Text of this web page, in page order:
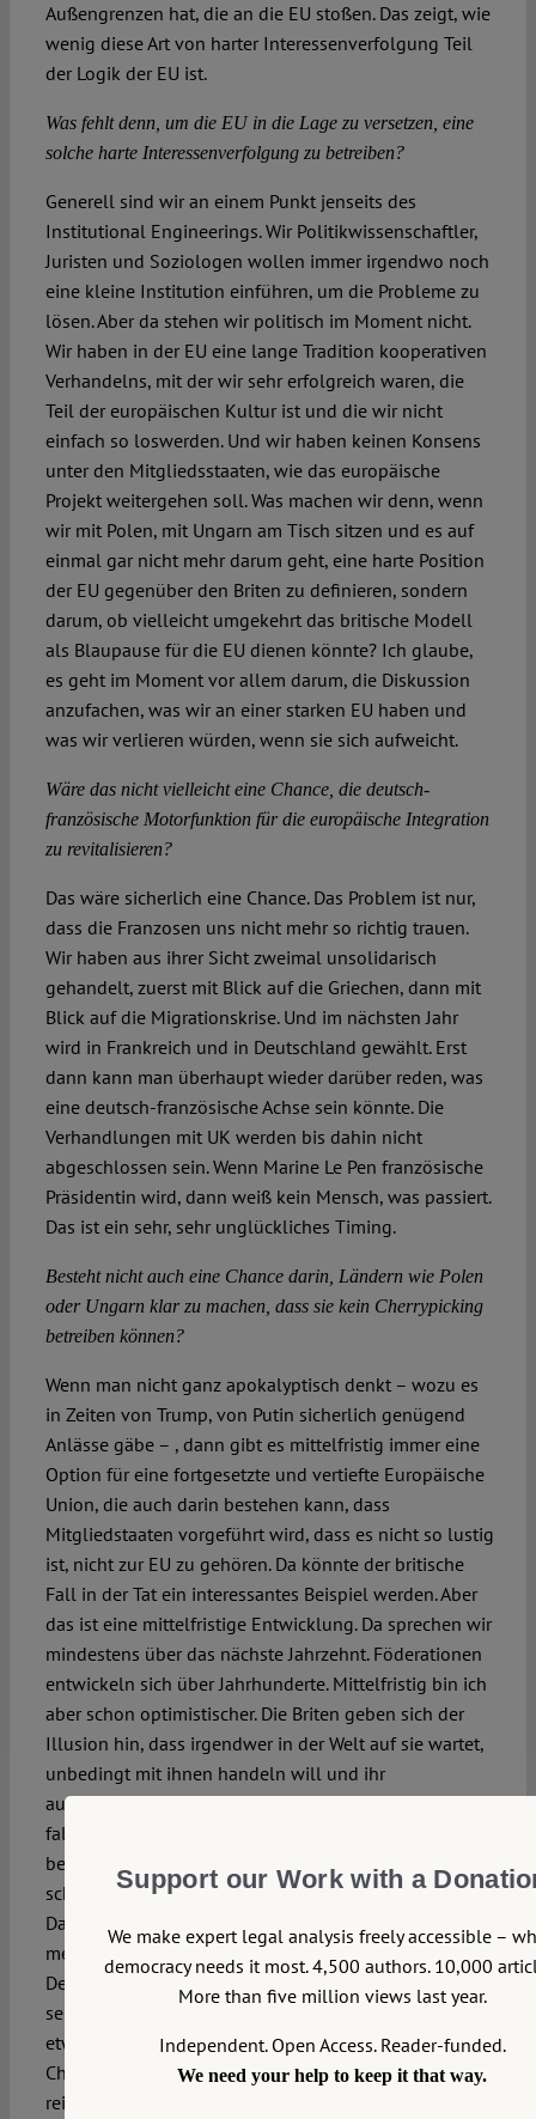
Außengrenzen hat, die an die EU stoßen. Das zeigt, wie
wenig diese Art von harter Interessenverfolgung Teil
der Logik der EU ist.
Was fehlt denn, um die EU in die Lage zu versetzen, eine
solche harte Interessenverfolgung zu betreiben?
Generell sind wir an einem Punkt jenseits des
Institutional Engineerings. Wir Politikwissenschaftler,
Juristen und Soziologen wollen immer irgendwo noch
eine kleine Institution einführen, um die Probleme zu
lösen. Aber da stehen wir politisch im Moment nicht.
Wir haben in der EU eine lange Tradition kooperativen
Verhandelns, mit der wir sehr erfolgreich waren, die
Teil der europäischen Kultur ist und die wir nicht
einfach so loswerden. Und wir haben keinen Konsens
unter den Mitgliedsstaaten, wie das europäische
Projekt weitergehen soll. Was machen wir denn, wenn
wir mit Polen, mit Ungarn am Tisch sitzen und es auf
einmal gar nicht mehr darum geht, eine harte Position
der EU gegenüber den Briten zu definieren, sondern
darum, ob vielleicht umgekehrt das britische Modell
als Blaupause für die EU dienen könnte? Ich glaube,
es geht im Moment vor allem darum, die Diskussion
anzufachen, was wir an einer starken EU haben und
was wir verlieren würden, wenn sie sich aufweicht.
Wäre das nicht vielleicht eine Chance, die deutsch-
französische Motorfunktion für die europäische Integration
zu revitalisieren?
Das wäre sicherlich eine Chance. Das Problem ist nur,
dass die Franzosen uns nicht mehr so richtig trauen.
Wir haben aus ihrer Sicht zweimal unsolidarisch
gehandelt, zuerst mit Blick auf die Griechen, dann mit
Blick auf die Migrationskrise. Und im nächsten Jahr
wird in Frankreich und in Deutschland gewählt. Erst
dann kann man überhaupt wieder darüber reden, was
eine deutsch-französische Achse sein könnte. Die
Verhandlungen mit UK werden bis dahin nicht
abgeschlossen sein. Wenn Marine Le Pen französische
Präsidentin wird, dann weiß kein Mensch, was passiert.
Das ist ein sehr, sehr unglückliches Timing.
Besteht nicht auch eine Chance darin, Ländern wie Polen
oder Ungarn klar zu machen, dass sie kein Cherrypicking
betreiben können?
Wenn man nicht ganz apokalyptisch denkt – wozu es
in Zeiten von Trump, von Putin sicherlich genügend
Anlässe gäbe – , dann gibt es mittelfristig immer eine
Option für eine fortgesetzte und vertiefte Europäische
Union, die auch darin bestehen kann, dass
Mitgliedstaaten vorgeführt wird, dass es nicht so lustig
ist, nicht zur EU zu gehören. Da könnte der britische
Fall in der Tat ein interessantes Beispiel werden. Aber
das ist eine mittelfristige Entwicklung. Da sprechen wir
mindestens über das nächste Jahrzehnt. Föderationen
entwickeln sich über Jahrhunderte. Mittelfristig bin ich
aber schon optimistischer. Die Briten geben sich der
Illusion hin, dass irgendwer in der Welt auf sie wartet,
unbedingt mit ihnen handeln will und ihr
außenpolitisches Gewicht stark in die Waagschale
fallen wird. Sie sind natürlich eine alte und
bedeutende Macht, aber deren Einfluss hing bisher
schon damit zusammen, dass sie Teil der EU waren.
Damit wäre es dann vorbei, und das werden sie
merken. Auf Dauer werden mittelgroße Länder wie
Deutschland, Italien, Frankreich und Großbritannien
sehen, dass sie regionale Integration brauchen. Japan
etwa merkt, wie abhängig es von Großmächten wie
China und den USA ist, weil selbst ein so großes und
reiches Land im Prinzip außenpolitisch nicht mehr sein
Support our Work with a
We make expert legal analysis freely accessible –
democracy needs it most. 4,500 authors. 10,000
More than five million views last year.
Independent. Open Access. Reader-funded.
We need your help to keep it that way.